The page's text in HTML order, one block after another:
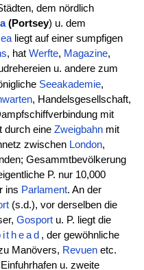
dem nördlich
(Portsey) u. dem
liegt auf einer sumpfigen
, hat Werfte, Magazine,
u. andere zum
Seeakademie,
, Handelsgesellschaft,
mit
durch eine Zweigbahnmit
zwischen London,
Gesammtbevölkerung
P. nur 10,000
ins Parlament. An der
(s.d.), vor derselben die
Gosportu. P. liegt die
, der gewöhnliche
Manövers, Revuenetc.
u. zweite